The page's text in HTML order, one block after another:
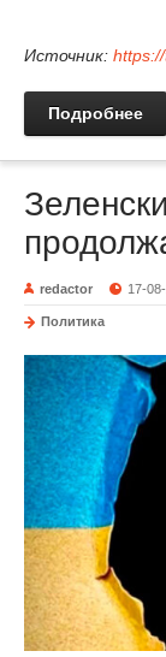
Источник:
Подробнее
redactor 17-
Политика